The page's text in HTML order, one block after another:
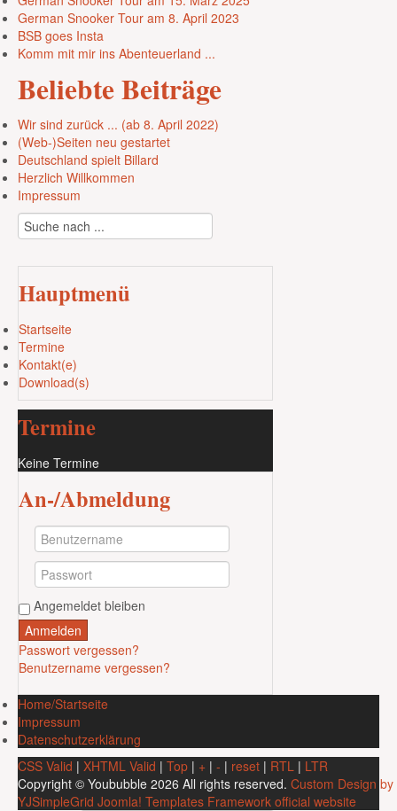
German Snooker Tour am 8. April 2023
BSB goes Insta
Komm mit mir ins Abenteuerland ...
BeliebteBeiträge
Wir sind zurück ... (ab 8. April 2022)
(Web-)Seiten neu gestartet
Deutschland spielt Billard
Herzlich Willkommen
Impressum
Hauptmenü
Startseite
Termine
Kontakt(e)
Download(s)
Termine
Keine Termine
An-/Abmeldung
Angemeldet bleiben
Anmelden
Passwort vergessen?
Benutzername vergessen?
Home/Startseite
Impressum
Datenschutzerklärung
CSS Valid | XHTML Valid | Top | + | - | reset | RTL | LTR
Copyright © Yoububble 2026 All rights reserved. Custom Design
YJSimpleGrid Joomla! Templates Framework official website